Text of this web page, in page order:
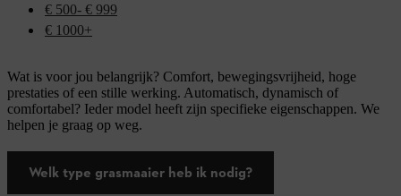
€ 500- € 999
€ 1000+
Wat is voor jou belangrijk? Comfort, bewegingsvrijheid, hoge
prestaties of een stille werking. Automatisch, dynamisch of
comfortabel? Ieder model heeft zijn specifieke eigenschappen. We
helpen je graag op weg.
Welk type grasmaaier heb ik nodig?